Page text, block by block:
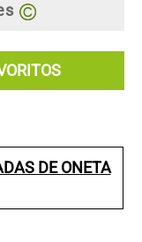
DE ONETA